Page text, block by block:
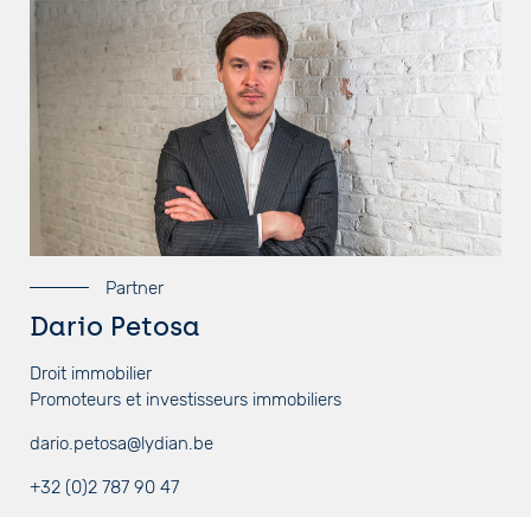
Partner
Dario Petosa
Droit immobilier
Promoteurs et investisseurs immobiliers
dario.petosa@lydian.be
+32 (0)2 787 90 47